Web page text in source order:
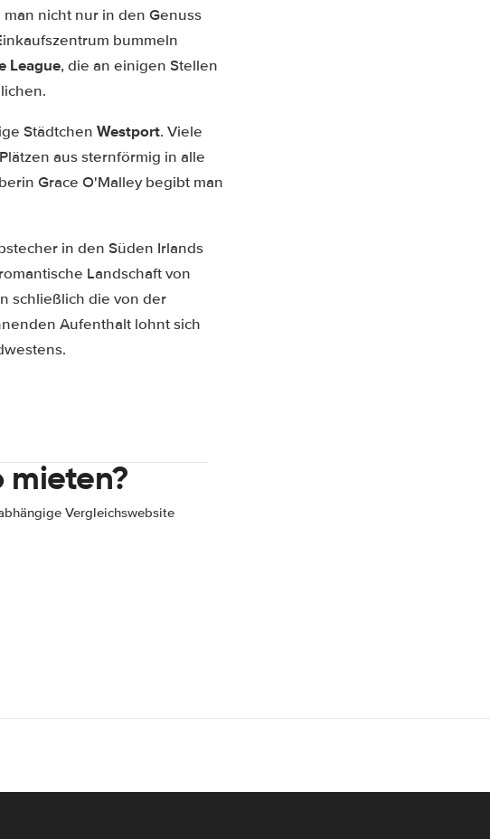
nicht nur in den Genuss
bummeln
League, die an einigen Stellen
Städtchen Westport. Viele
aus sternförmig in alle
Grace O'Malley begibt man
in den Süden Irlands
Landschaft von
schließlich die von der
Aufenthalt lohnt sich
mieten?
Vergleichswebsite